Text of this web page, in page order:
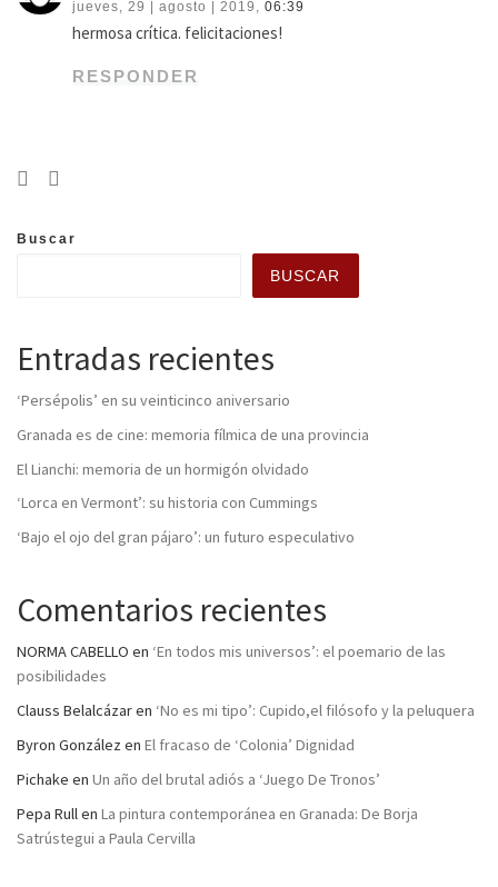
jueves, 29 | agosto | 2019, 06:39
hermosa crítica. felicitaciones!
RESPONDER
Buscar
BUSCAR
Entradas recientes
‘Persépolis’ en su veinticinco aniversario
Granada es de cine: memoria fílmica de una provincia
El Lianchi: memoria de un hormigón olvidado
‘Lorca en Vermont’: su historia con Cummings
‘Bajo el ojo del gran pájaro’: un futuro especulativo
Comentarios recientes
NORMA CABELLO en ‘En todos mis universos’: el poemario de las
posibilidades
Clauss Belalcázaren ‘No es mi tipo’: Cupido,el filósofo y la peluquera
Byron González en El fracaso de ‘Colonia’ Dignidad
Pichake en Un año del brutal adiós a ‘Juego De Tronos’
Pepa Rullen La pintura contemporánea en Granada: De Borja
Satrústegui a Paula Cervilla